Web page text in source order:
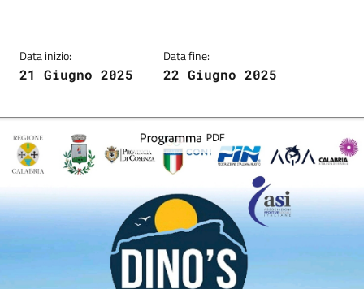
Data inizio:
21 Giugno 2025
Data fine:
22 Giugno 2025